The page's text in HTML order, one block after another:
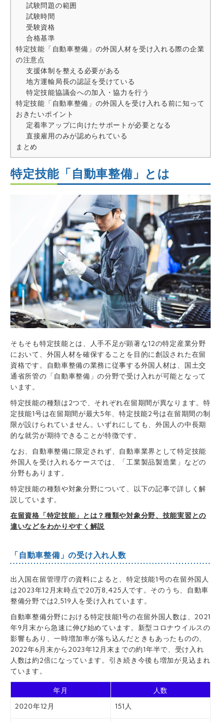
試験問題の範囲
試験時間
受験資格
合格基準
特定技能「自動車整備」の外国人材を受け入れる際の企業
の注意点
支援体制を整える必要がある
地方運輸局長の認証を受けている
特定技能協議会への加入・協力を行う
特定技能「自動車整備」の外国人を受け入れる前に知って
おきたいポイント
定着率アップに向けたサポートが必要となる
直接雇用のみが認められている
まとめ
特定技能「自動車整備」とは
そもそも特定技能とは、人手不足が顕著な12の特定産業分野
において、外国人材を確保することを目的に創設された在留
資格です。自動車整備の業務に従事する外国人材は、国土交
通省所管の「自動車整備」の分野で受け入れが可能となって
います。
特定技能の種類は2つで、それぞれ在留期間が異なります。特
定技能1号は在留期間が最大5年、特定技能2号は在留期間の制
限が設けられていません。いずれにしても、外国人の中長期
的な就労が期待できることが特徴です。
なお、自動車整備に限定されず、自動車業界として特定技能
外国人を受け入れるケースでは、「工業製品製造業」などの
分野もあります。
特定技能の種類や対象分野について、以下の記事で詳しく解
説しています。
在留資格「特定技能」とは？種類や対象分野、技能実習との
違いなどをわかりやすく解説
「自動車整備」の受け入れ人数
出入国在留管理庁の資料によると、特定技能1号の在留外国人
は2023年12月末時点で20万8,425人です。そのうち、自動車
整備分野では2,519人を受け入れています。
自動車整備分野における特定技能1号の在留外国人数は、2021
年9月末から急速に伸び始めています。新型コロナウイルスの
影響もあり、一時増加率が落ち込んだときもあったものの、
2022年6月末から2023年12月末までの約1年半で、受け入れ
人数は約2倍になっています。引き続き今後も増加が見込まれ
ています。
年月
人数
2020年12月
151人